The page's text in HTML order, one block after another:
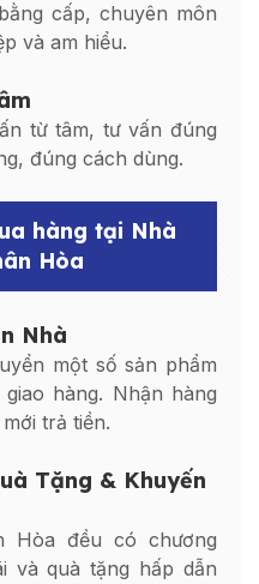
cấp, chuyên môn
và am hiểu.
từ tâm, tư vấn đúng
đúng cách dùng.
hàng tại Nhà
Hòa
Nhà
một số sản phẩm
hàng. Nhận hàng
trả tiền.
Tặng & Khuyến
Hòa đều có chương
và quà tặng hấp dẫn